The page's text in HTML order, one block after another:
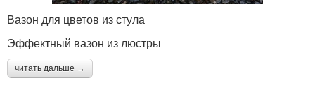
Вазон для цветов из стула
Эффектный вазон из люстры
читать дальше →